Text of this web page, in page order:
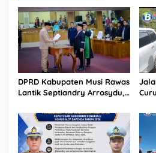
DPRD Kabupaten Musi Rawas
Lantik Septiandry Arrosydu,
2026-2029